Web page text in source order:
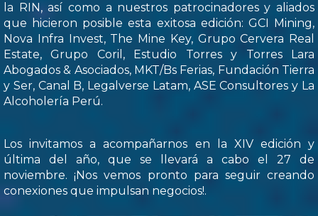
la RIN, así como a nuestros patrocinadores y aliados
que hicieron posible esta exitosa edición: GCI Mining,
Nova Infra Invest, The Mine Key, Grupo Cervera Real
Estate, Grupo Coril, Estudio Torres y Torres Lara
Abogados & Asociados, MKT/Bs Ferias, Fundación Tierra
y Ser, Canal B, Legalverse Latam, ASE Consultores y La
Alcoholería Perú.
Los invitamos a acompañarnos en la XIV edición y
última del año, que se llevará a cabo el 27 de
noviembre. ¡Nos vemos pronto para seguir creando
conexiones que impulsan negocios!.